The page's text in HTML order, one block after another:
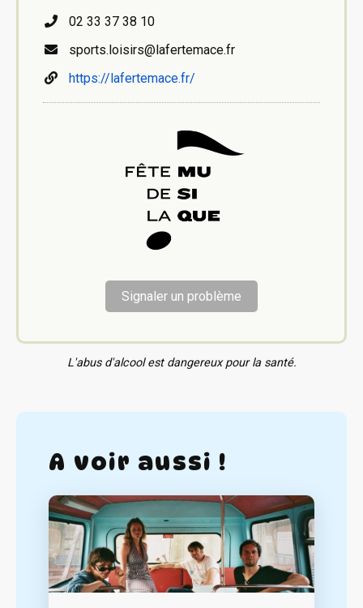
02 33 37 38 10
sports.loisirs@lafertemace.fr
https://lafertemace.fr/
Signaler un problème
L'abus d'alcool est dangereux pour la santé.
A voir aussi !